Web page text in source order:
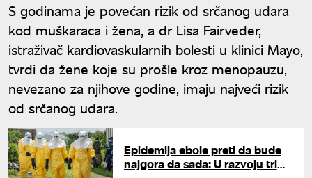
S godinama je povećan rizik od srčanog udara
kod muškaraca i žena, a dr Lisa Fairveder,
istraživač kardiovaskularnih bolesti u klinici Mayo,
tvrdi da žene koje su prošle kroz menopauzu,
nevezano za njihove godine, imaju najveći rizik
od srčanog udara.
Epidemija ebole preti da bude
najgora da sada: U razvoju tri